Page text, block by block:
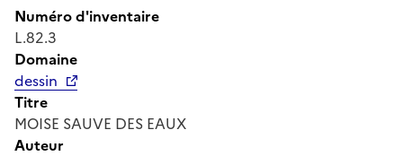
Numéro d'inventaire
L.82.3
Domaine
dessin
Titre
MOISE SAUVE DES EAUX
Auteur